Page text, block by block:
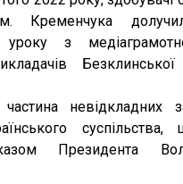
уроку з
невідкладних
Президента